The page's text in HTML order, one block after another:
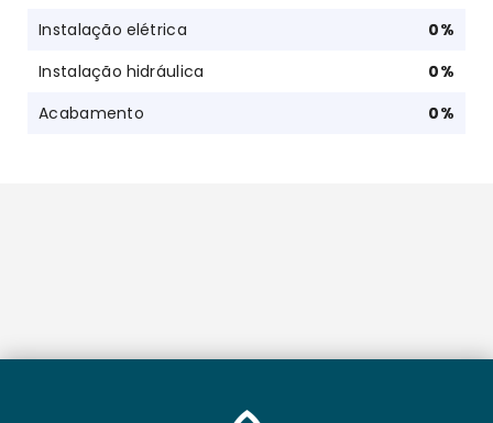
Instalação elétrica
0%
Instalação hidráulica
0%
Acabamento
0%